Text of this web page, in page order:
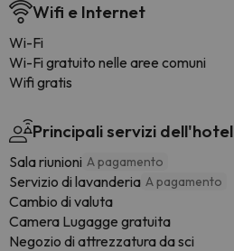
Wifi e Internet
Wi-Fi
Wi-Fi gratuito nelle aree comuni
Wifi gratis
Principali servizi dell'hotel
Sala riunioni A pagamento
Servizio di lavanderia A pagamento
Cambio di valuta
Camera Lugagge gratuita
Negozio di attrezzatura da sci